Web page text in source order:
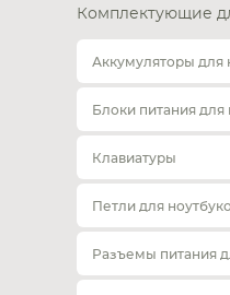
Комплектующие
Аккумуляторы для
Блоки питания для
Клавиатуры
Петли для
Разъемы питания